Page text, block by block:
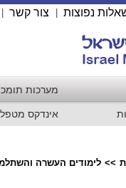
נפוצות צור קשר
מערכות
אינדקס
>> לימודים העשרה